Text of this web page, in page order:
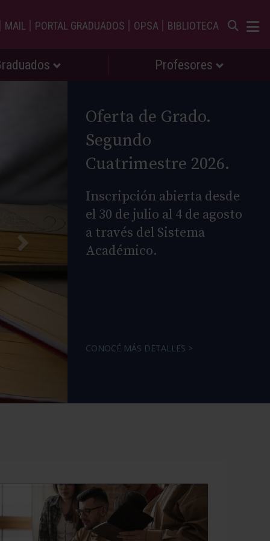
| MAIL | PORTAL GRADUADOS | OPSA | BIBLIOTECA
Profesores
Oferta de Grado.
Segundo
Cuatrimestre 2026.
Inscripción abierta desde
el 30 de julio al 4 de agosto
a través del Sistema
Académico.
CONOCÉ MÁS DETALLES >